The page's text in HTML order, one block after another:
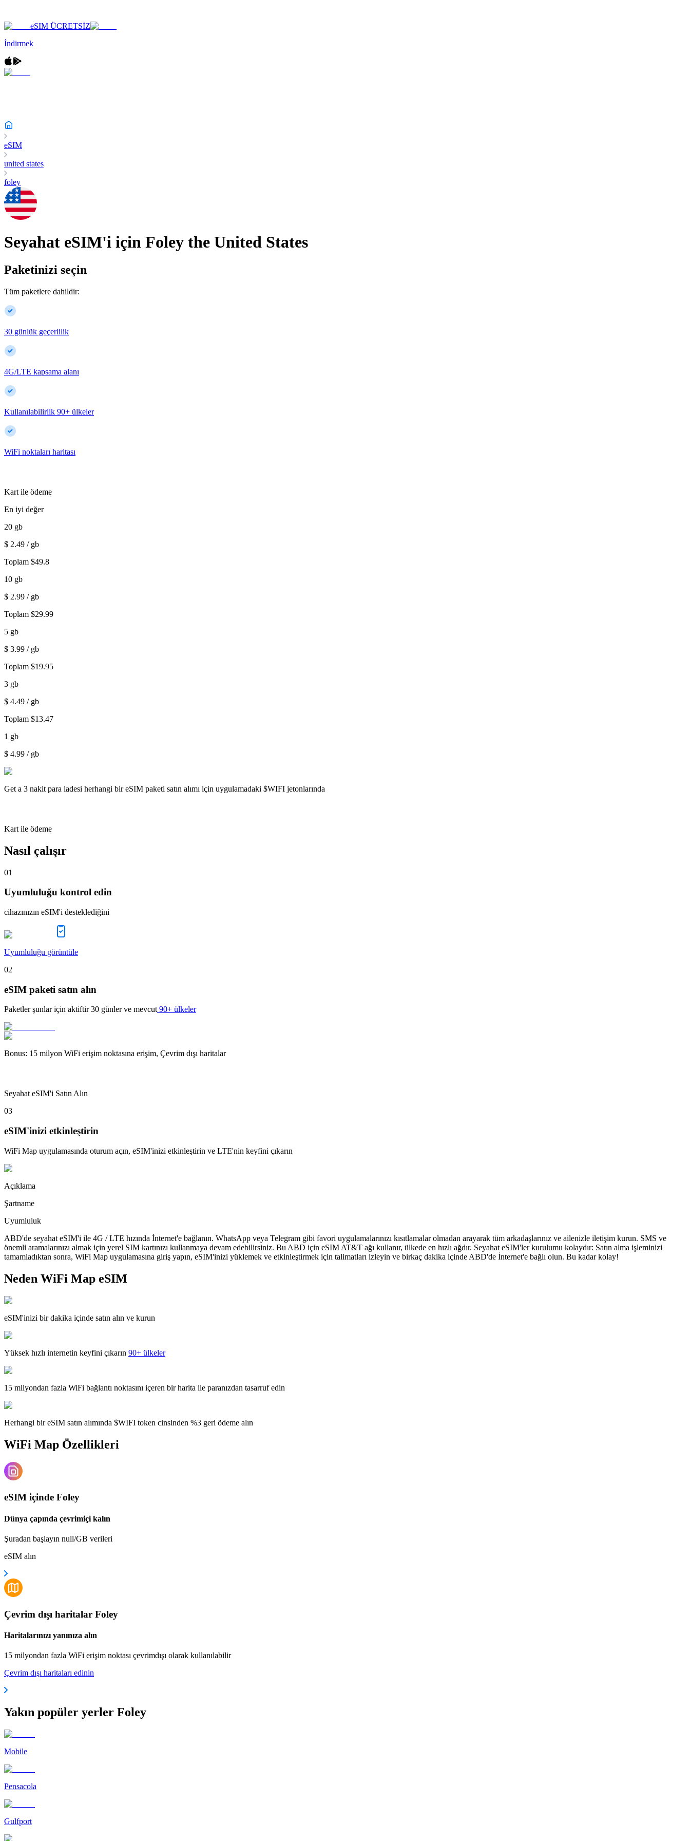
eSIM ÜCRETSİZ
İndirmek
eSIM
united states
foley
Seyahat eSIM'i için Foley the United States
Paketinizi seçin
Tüm paketlere dahildir:
30 günlük geçerlilik
4G/LTE kapsama alanı
Kullanılabilirlik 90+ ülkeler
WiFi noktaları haritası
Kart ile ödeme
En iyi değer
20 gb
$ 2.49 / gb
Toplam $49.8
10 gb
$ 2.99 / gb
Toplam $29.99
5 gb
$ 3.99 / gb
Toplam $19.95
3 gb
$ 4.49 / gb
Toplam $13.47
1 gb
$ 4.99 / gb
Get a 3 nakit para iadesi herhangi bir eSIM paketi satın alımı için uygulamadaki $WIFI jetonlarında
Kart ile ödeme
Nasıl çalışır
01
Uyumluluğu kontrol edin
cihazınızın eSIM'i desteklediğini
Uyumluluğu görüntüle
02
eSIM paketi satın alın
Paketler şunlar için aktiftir 30 günler ve mevcut 90+ ülkeler
Bonus: 15 milyon WiFi erişim noktasına erişim, Çevrim dışı haritalar
Seyahat eSIM'i Satın Alın
03
eSIM'inizi etkinleştirin
WiFi Map uygulamasında oturum açın, eSIM'inizi etkinleştirin ve LTE'nin keyfini çıkarın
Açıklama
Şartname
Uyumluluk
ABD'de seyahat eSIM'i ile 4G / LTE hızında İnternet'e bağlanın. WhatsApp veya Telegram gibi favori uygulamalarınızı kısıtlamalar olmadan arayarak tüm arkadaşlarınız ve ailenizle iletişim kurun. SMS ve
önemli aramalarınızı almak için yerel SIM kartınızı kullanmaya devam edebilirsiniz. Bu ABD için eSIM AT&T ağı kullanır, ülkede en hızlı ağdır. Seyahat eSIM'ler kurulumu kolaydır: Satın alma işleminizi
tamamladıktan sonra, WiFi Map uygulamasına giriş yapın, eSIM'inizi yüklemek ve etkinleştirmek için talimatları izleyin ve birkaç dakika içinde ABD'de İnternet'e bağlı olun. Bu kadar kolay!
Neden WiFi Map eSIM
eSIM'inizi bir dakika içinde satın alın ve kurun
Yüksek hızlı internetin keyfini çıkarın 90+ ülkeler
15 milyondan fazla WiFi bağlantı noktasını içeren bir harita ile paranızdan tasarruf edin
Herhangi bir eSIM satın alımında $WIFI token cinsinden %3 geri ödeme alın
WiFi Map Özellikleri
eSIM içinde Foley
Dünya çapında çevrimiçi kalın
Şuradan başlayın null/GB verileri
eSIM alın
Çevrim dışı haritalar Foley
Haritalarınızı yanınıza alın
15 milyondan fazla WiFi erişim noktası çevrimdışı olarak kullanılabilir
Çevrim dışı haritaları edinin
Yakın popüler yerler Foley
Mobile
Pensacola
Gulfport